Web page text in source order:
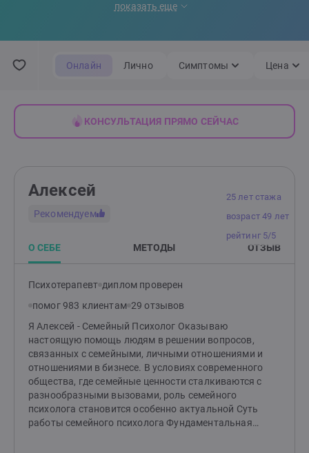
показать еще
Онлайн Лично Симптомы Цена
КОНСУЛЬТАЦИЯ ПРЯМО СЕЙЧАС
25 лет стажа
возраст 49 лет
рейтинг 5/5
Алексей
Рекомендуем
О СЕБЕ МЕТОДЫ ОТЗЫВ
Психотерапевт диплом проверен
помог 983 клиентам 29 отзывов
Я Алексей - Семейный Психолог Оказываю
настоящую помощь людям в решении вопросов,
связанных с семейными, личными отношениями и
отношениями в бизнесе. В условиях современного
общества, где семейные ценности сталкиваются с
разнообразными вызовами, роль семейного
психолога становится особенно актуальной Суть
работы семейного психолога Фундаментальная